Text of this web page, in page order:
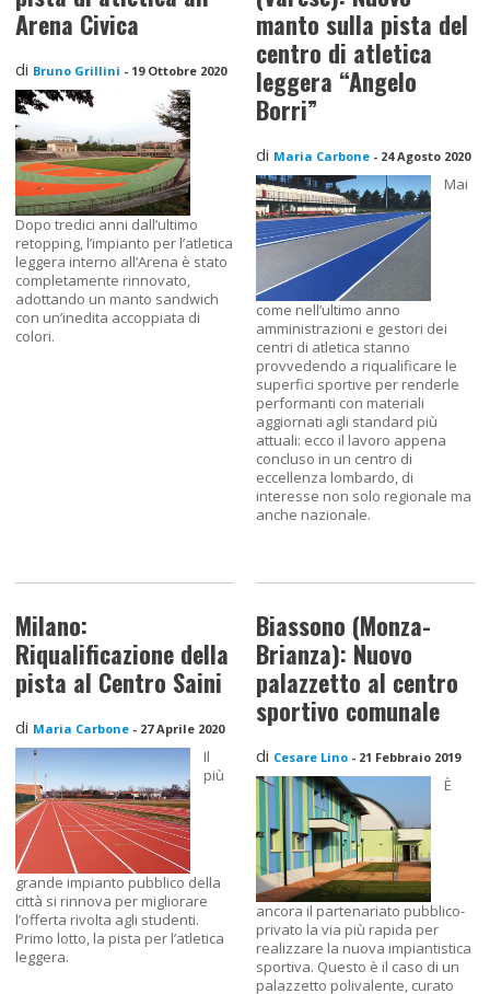
Arena Civica
di Bruno Grillini - 19 Ottobre 2020
Dopo tredici anni dall’ultimo
retopping, l’impianto per l’atletica
leggera interno all’Arena è stato
completamente rinnovato,
adottando un manto sandwich
con un’inedita accoppiata di
colori.
manto sulla pista del
centro di atletica
leggera “Angelo
Borri”
di Maria Carbone - 24 Agosto 2020
Mai
come nell’ultimo anno
amministrazioni e gestori dei
centri di atletica stanno
provvedendo a riqualificare le
superfici sportive per renderle
performanti con materiali
aggiornati agli standard più
attuali: ecco il lavoro appena
concluso in un centro di
eccellenza lombardo, di
interesse non solo regionale ma
anche nazionale.
Milano:
Riqualificazione della
pista al Centro Saini
di Maria Carbone - 27 Aprile 2020
Il
più
grande impianto pubblico della
città si rinnova per migliorare
l’offerta rivolta agli studenti.
Primo lotto, la pista per l’atletica
leggera.
Biassono (Monza-
Brianza): Nuovo
palazzetto al centro
sportivo comunale
di Cesare Lino - 21 Febbraio 2019
È
ancora il partenariato pubblico-
privato la via più rapida per
realizzare la nuova impiantistica
sportiva. Questo è il caso di un
palazzetto polivalente, curato